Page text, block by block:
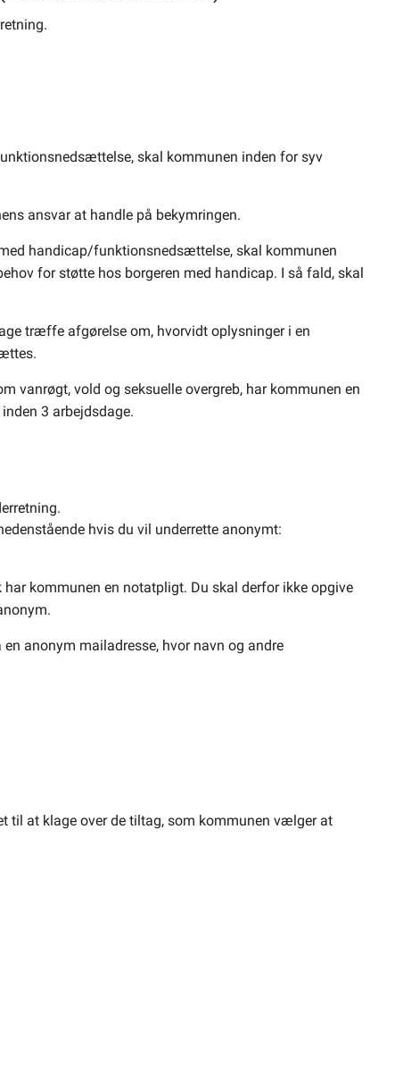
skal kommunen inden for syv
ansvar at handle på bekymringen.
handicap/funktionsnedsættelse, skal kommunen
for støtte hos borgeren med handicap. I så fald, skal
træffe afgørelse om, hvorvidt oplysninger i en
vanrøgt, vold og seksuelle overgreb, har kommunen en
3 arbejdsdage.
hvis du vil underrette anonymt:
kommunen en notatpligt. Du skal derfor ikke opgive
anonym mailadresse, hvor navn og andre
til at klage over de tiltag, som kommunen vælger at